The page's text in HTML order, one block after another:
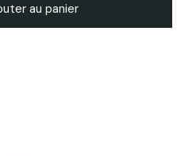
au panier